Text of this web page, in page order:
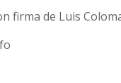
firma de Luis